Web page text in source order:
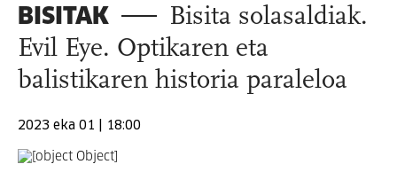
BISITAK
Bisita solasaldiak.
Evil Eye. Optikaren eta
balistikaren historia paraleloa
2023 eka 01 | 18:00